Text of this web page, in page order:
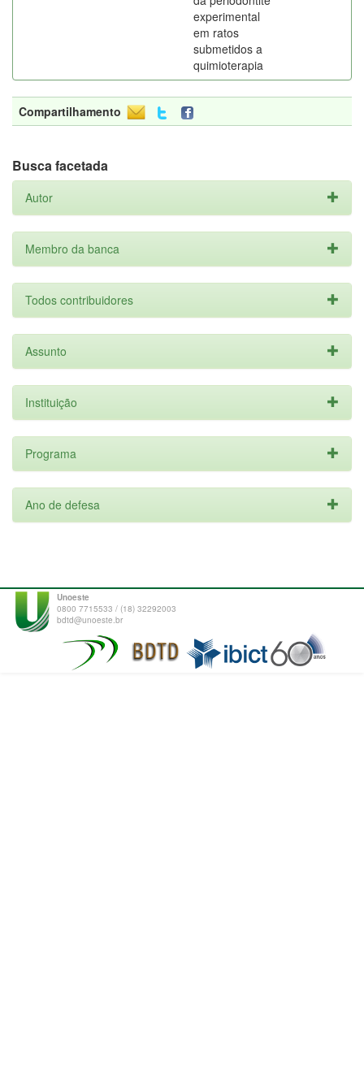
experimental
em ratos
submetidos a
quimioterapia
Compartilhamento
Busca facetada
Autor
Membro da banca
Todos contribuidores
Assunto
Instituição
Programa
Ano de defesa
Unoeste
0800 7715533 / (18) 32292003
bdtd@unoeste.br